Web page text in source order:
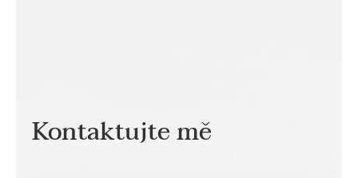
Kontaktujte mě